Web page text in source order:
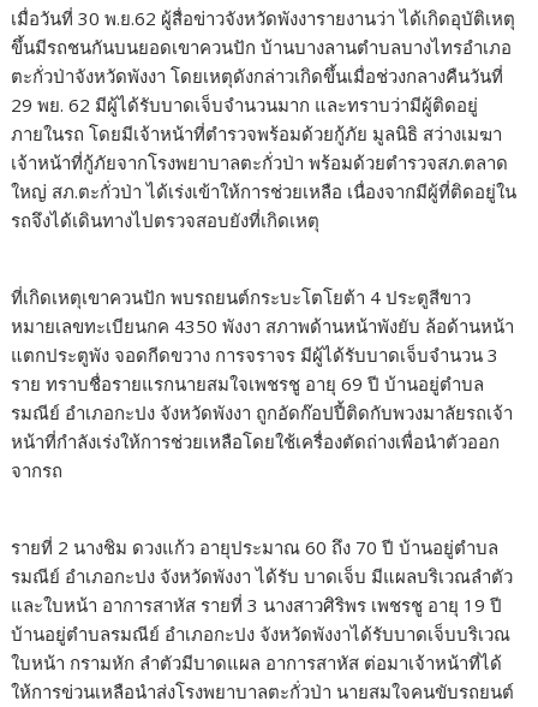
เมื่อวันที่ 30 พ.ย.62 ผู้สื่อข่าวจังหวัดพังงารายงานว่า ได้เกิดอุบัติเหตุ
ขึ้นมีรถชนกันบนยอดเขาควนปัก บ้านบางลานตำบลบางไทรอำเภอ
ตะกั่วป่าจังหวัดพังงา โดยเหตุดังกล่าวเกิดขึ้นเมื่อช่วงกลางคืนวันที่
29 พย. 62 มีผู้ได้รับบาดเจ็บจำนวนมาก และทราบว่ามีผู้ติดอยู่
ภายในรถ โดยมีเจ้าหน้าที่ตำรวจพร้อมด้วยกู้ภัย มูลนิธิ สว่างเมฆา
เจ้าหน้าที่กู้ภัยจากโรงพยาบาลตะกั่วป่า พร้อมด้วยตำรวจสภ.ตลาด
ใหญ่ สภ.ตะกั่วป่า ได้เร่งเข้าให้การช่วยเหลือ เนื่องจากมีผู้ที่ติดอยู่ใน
รถจึงได้เดินทางไปตรวจสอบยังที่เกิดเหตุ
ที่เกิดเหตุเขาควนปัก พบรถยนต์กระบะโตโยต้า 4 ประตูสีขาว
หมายเลขทะเบียนกค 4350 พังงา สภาพด้านหน้าพังยับ ล้อด้านหน้า
แตกประตูพัง จอดกีดขวาง การจราจร มีผู้ได้รับบาดเจ็บจำนวน 3
ราย ทราบชื่อรายแรกนายสมใจเพชรชู อายุ 69 ปี บ้านอยู่ตำบล
รมณีย์ อำเภอกะปง จังหวัดพังงา ถูกอัดก๊อปปี้ติดกับพวงมาลัยรถเจ้า
หน้าที่กำลังเร่งให้การช่วยเหลือโดยใช้เครื่องตัดถ่างเพื่อนำตัวออก
จากรถ
รายที่ 2 นางชิม ดวงแก้ว อายุประมาณ 60 ถึง 70 ปี บ้านอยู่ตำบล
รมณีย์ อำเภอกะปง จังหวัดพังงา ได้รับ บาดเจ็บ มีแผลบริเวณลำตัว
และใบหน้า อาการสาหัส รายที่ 3 นางสาวศิริพร เพชรชู อายุ 19 ปี
บ้านอยู่ตำบลรมณีย์ อำเภอกะปง จังหวัดพังงาได้รับบาดเจ็บบริเวณ
ใบหน้า กรามหัก ลำตัวมีบาดแผล อาการสาหัส ต่อมาเจ้าหน้าที่ได้
ให้การข่วนเหลือนำส่งโรงพยาบาลตะกั่วป่า นายสมใจคนขับรถยนต์